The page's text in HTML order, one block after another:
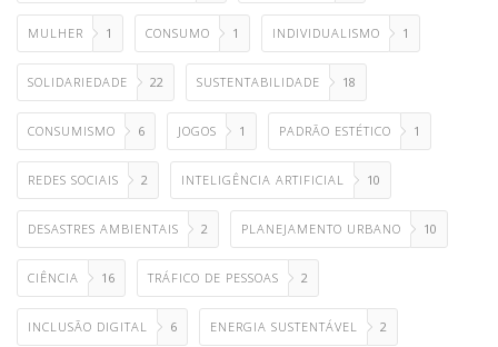
MULHER 1 CONSUMO 1 INDIVIDUALISMO 1
SOLIDARIEDADE 22 SUSTENTABILIDADE 18
CONSUMISMO 6 JOGOS 1 PADRÃO ESTÉTICO 1
REDES SOCIAIS 2 INTELIGÊNCIA ARTIFICIAL 10
DESASTRES AMBIENTAIS 2 PLANEJAMENTO URBANO 10
CIÊNCIA 16 TRÁFICO DE PESSOAS 2
INCLUSÃO DIGITAL 6 ENERGIA SUSTENTÁVEL 2